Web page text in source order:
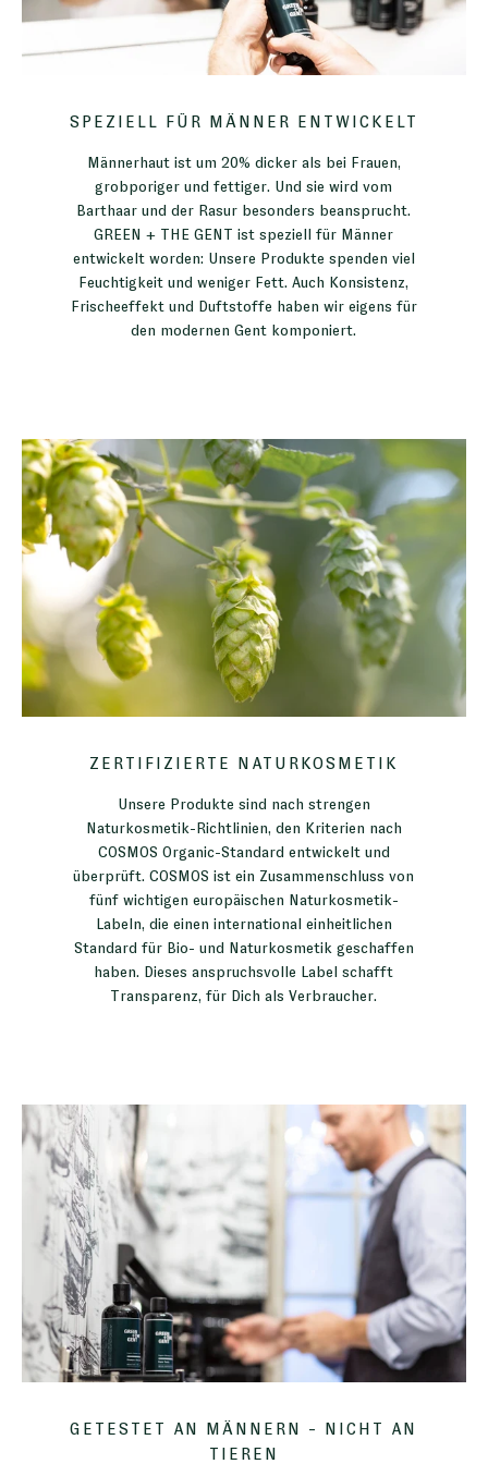
SPEZIELL FÜR MÄNNER ENTWICKELT
Männerhaut ist um 20% dicker als bei Frauen,
grobporiger und fettiger. Und sie wird vom
Barthaar und der Rasur besonders beansprucht.
GREEN + THE GENT ist speziell für Männer
entwickelt worden: Unsere Produkte spenden viel
Feuchtigkeit und weniger Fett. Auch Konsistenz,
Frischeeffekt und Duftstoffe haben wir eigens für
den modernen Gent komponiert.
ZERTIFIZIERTE NATURKOSMETIK
Unsere Produkte sind nach strengen
Naturkosmetik-Richtlinien, den Kriterien nach
COSMOS Organic-Standard entwickelt und
überprüft. COSMOS ist ein Zusammenschluss von
fünf wichtigen europäischen Naturkosmetik-
Labeln, die einen international einheitlichen
Standard für Bio- und Naturkosmetik geschaffen
haben. Dieses anspruchsvolle Label schafft
Transparenz, für Dich als Verbraucher.
GETESTET AN MÄNNERN - NICHT AN
TIEREN